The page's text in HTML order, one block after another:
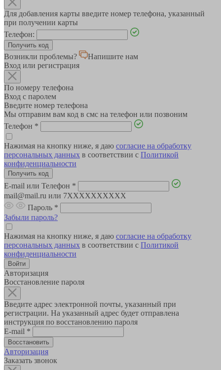
Для добавления карты введите номер телефона, указанный
при получении карты
Телефон:
Возникли проблемы?
Напишите нам
Вход или регистрация
По номеру телефона
Вход с паролем
Введите номер телефона
Мы отправим вам код в смс на телефон или позвоним
Телефон *
Нажимая на кнопку ниже, я даю согласие на обработку
персональных данных в соответствии с Политикой
конфиденциальности
E-mail или Телефон *
mail@mail.ru или 7XXXXXXXXXX
Пароль *
Забыли пароль?
Нажимая на кнопку ниже, я даю согласие на обработку
персональных данных в соответствии с Политикой
конфиденциальности
Авторизация
Восстановление пароля
Введите адрес электронной почты, указанный при
регистрации. На указанный адрес будет отправлена
инструкция по восстановлению пароля
E-mail *
Авторизация
Заказать звонок